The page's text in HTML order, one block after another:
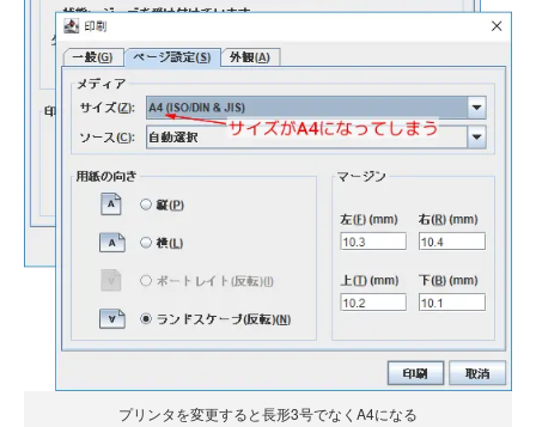
プリンタを変更すると長形3号でなくA4になる